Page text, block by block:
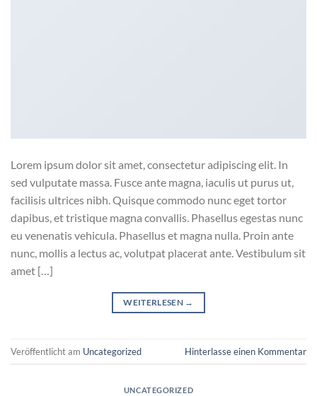
Lorem ipsum dolor sit amet, consectetur adipiscing elit. In
sed vulputate massa. Fusce ante magna, iaculis ut purus ut,
facilisis ultrices nibh. Quisque commodo nunc eget tortor
dapibus, et tristique magna convallis. Phasellus egestas nunc
eu venenatis vehicula. Phasellus et magna nulla. Proin ante
nunc, mollis a lectus ac, volutpat placerat ante. Vestibulum sit
amet […]
WEITERLESEN →
Veröffentlicht am Uncategorized Hinterlasse einen Kommentar
UNCATEGORIZED